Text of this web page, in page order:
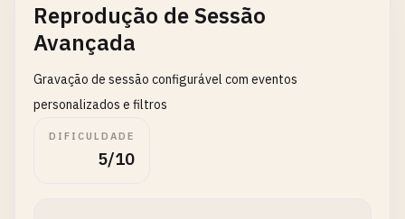
Reprodução de Sessão
Avançada
Gravação de sessão configurável com eventos
personalizados e filtros
DIFICULDADE
5/10